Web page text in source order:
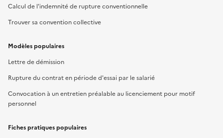
Calcul de l'indemnité de rupture conventionnelle
Trouver sa convention collective
Modèles populaires
Lettre de démission
Rupture du contrat en période d'essai par le salarié
Convocation à un entretien préalable au licenciement pour motif
personnel
Fiches pratiques populaires